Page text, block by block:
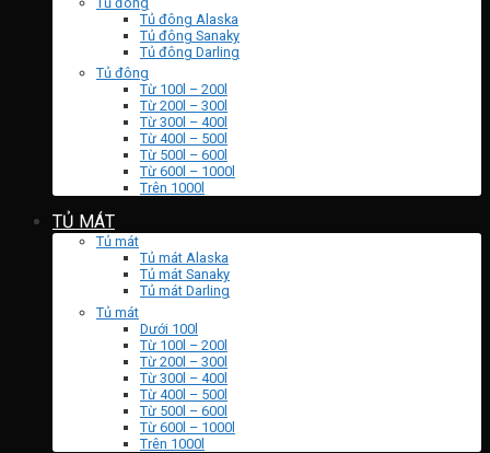
Tủ đông Alaska
Tủ đông Sanaky
Tủ đông Darling
Tủ đông
Từ 100l – 200l
Từ 200l – 300l
Từ 300l – 400l
Từ 400l – 500l
Từ 500l – 600l
Từ 600l – 1000l
Trên 1000l
TỦ MÁT
Tủ mát
Tủ mát Alaska
Tủ mát Sanaky
Tủ mát Darling
Tủ mát
Dưới 100l
Từ 100l – 200l
Từ 200l – 300l
Từ 300l – 400l
Từ 400l – 500l
Từ 500l – 600l
Từ 600l – 1000l
Trên 1000l